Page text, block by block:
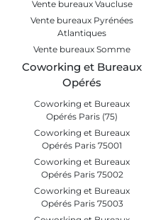
Vente bureaux Vaucluse
Vente bureaux Pyrénées
Atlantiques
Vente bureaux Somme
Coworking et Bureaux
Opérés
Coworking et Bureaux
Opérés Paris (75)
Coworking et Bureaux
Opérés Paris 75001
Coworking et Bureaux
Opérés Paris 75002
Coworking et Bureaux
Opérés Paris 75003